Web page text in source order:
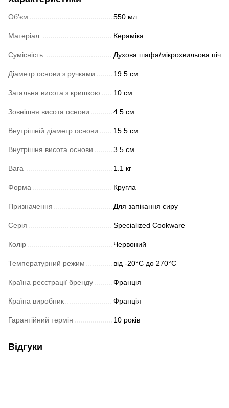
Об'єм 550 мл
Матеріал Кераміка
Сумісність Духова шафа/мікрохвильова піч
Діаметр основи з ручками 19.5 см
Загальна висота з кришкою 10 см
Зовнішня висота основи 4.5 см
Внутрішній діаметр основи 15.5 см
Внутрішня висота основи 3.5 см
Вага 1.1 кг
Форма Кругла
Призначення Для запікання сиру
Серія Specialized Cookware
Колір Червоний
Температурний режим від -20°C до 270°C
Країна реєстрації бренду Франція
Країна виробник Франція
Гарантійний термін 10 років
Відгуки